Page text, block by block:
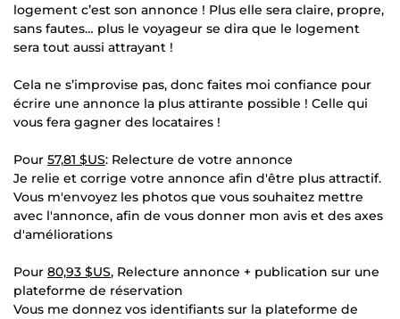
logement c’est son annonce ! Plus elle sera claire, propre,
sans fautes… plus le voyageur se dira que le logement
sera tout aussi attrayant !
Cela ne s’improvise pas, donc faites moi confiance pour
écrire une annonce la plus attirante possible ! Celle qui
vous fera gagner des locataires !
Pour 57,81 $US: Relecture de votre annonce
Je relie et corrige votre annonce afin d'être plus attractif.
Vous m'envoyez les photos que vous souhaitez mettre
avec l'annonce, afin de vous donner mon avis et des axes
d'améliorations
Pour 80,93 $US, Relecture annonce + publication sur une
plateforme de réservation
Vous me donnez vos identifiants sur la plateforme de